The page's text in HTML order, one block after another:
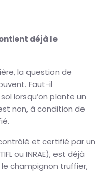
déjà le
la question de
Faut-il
lorsqu’on plante un
non, à condition de
et certifié par un
ou INRAE), est déjà
champignon truffier,